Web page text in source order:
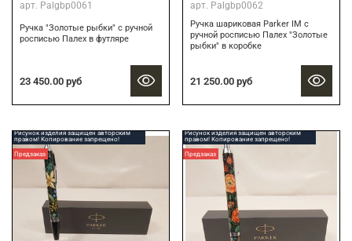
арт. Palgbp0061
Ручка "Золотые рыбки" с ручной
росписью Палех в футляре
23 450.00 руб
арт. Palgbp0062
Ручка шариковая Parker IM с
ручной росписью Палех "Золотые
рыбки" в коробке
21 250.00 руб
Рисунок изделия защищен авторским
правом! Копирование запрещено!
Предзаказ
Рисунок изделия защищен авторским
правом! Копирование запрещено!
Предзаказ